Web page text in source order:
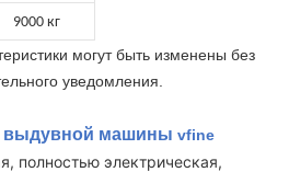
9000 кг
могут быть изменены без
уведомления.
выдувной машины vfine
полностью электрическая,